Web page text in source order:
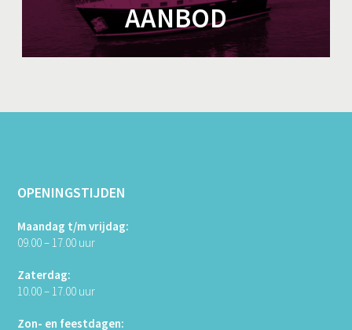
AANBOD
OPENINGSTIJDEN
Maandag t/m vrijdag:
09.00 – 17.00 uur
Zaterdag:
10.00 – 17.00 uur
Zon- en feestdagen: